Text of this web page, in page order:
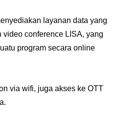
layanan data yang
conference LISA, yang
program secara online
via wifi, juga akses ke OTT